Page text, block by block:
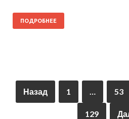
ПОДРОБНЕЕ
Назад 1 53
129